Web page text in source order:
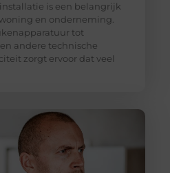
is een belangrijk
en onderneming.
tot
andere technische
zorgt ervoor dat veel